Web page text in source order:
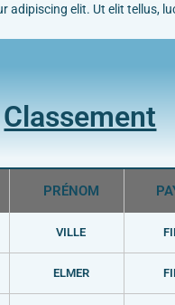
adipiscing elit. Ut elit tellus,
Classement
PRÉNOM
VILLE
ELMER